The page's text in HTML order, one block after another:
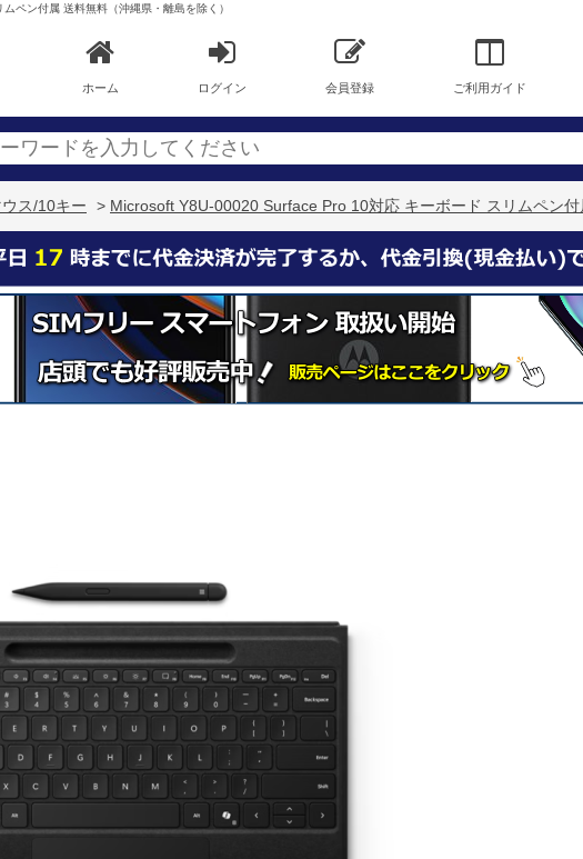
ペン付属 送料無料（沖縄県・離島を除く）
ホーム ログイン 会員登録 ご利用ガイド
ウス/10キー > Microsoft Y8U-00020 Surface Pro 10対応 キーボード スリムペン付